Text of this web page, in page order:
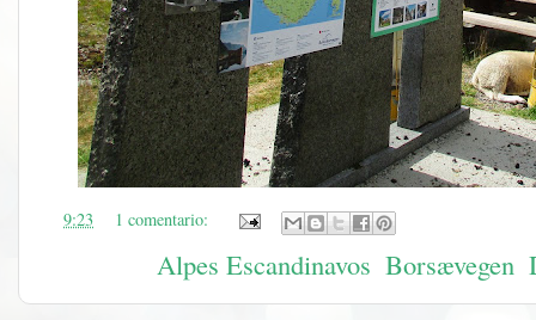
9:23 1 comentario:
Alpes Escandinavos Borsævegen